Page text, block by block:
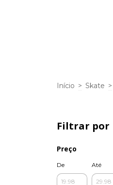
Início > Skate >
Filtrar por
Preço
De Até